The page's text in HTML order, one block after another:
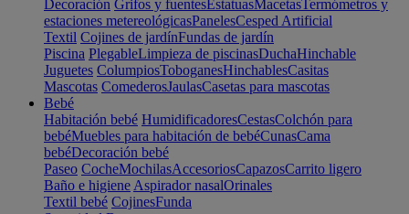
Decoración Grifos y fuentesEstatuasMacetasTermómetros y
estaciones metereológicasPanelesCesped Artificial
Textil Cojines de jardínFundas de jardín
Piscina PlegableLimpieza de piscinasDuchaHinchable
Juguetes ColumpiosToboganesHinchablesCasitas
Mascotas ComederosJaulasCasetas para mascotas
Bebé
Habitación bebé HumidificadoresCestasColchón para
bebéMuebles para habitación de bebéCunasCama
bebéDecoración bebé
Paseo CocheMochilasAccesoriosCapazosCarrito ligero
Baño e higiene Aspirador nasalOrinales
Textil bebé CojinesFunda